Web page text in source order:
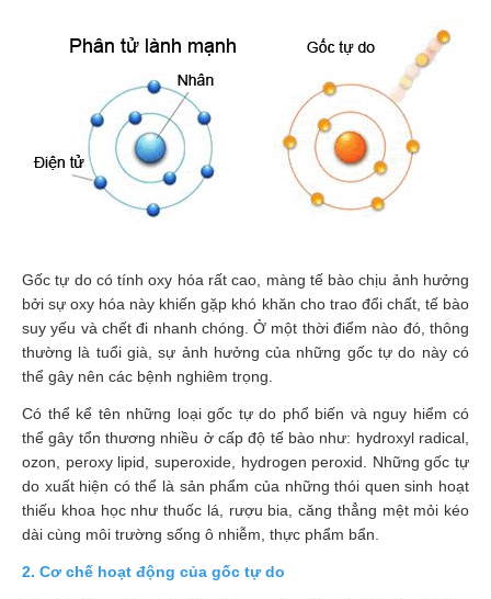
Khoáng
chất
Thuốc
giảm
cân
Thuốc
Não,
Thần
kinh
Tim
mạch
Thận,
Tiêu
hóa
Cơ
Gốc tự do có tính oxy hóa rất cao, màng tế bào chịu ảnh hưởng
bởi sự oxy hóa này khiến gặp khó khăn cho trao đổi chất, tế bào
suy yếu và chết đi nhanh chóng. Ở một thời điểm nào đó, thông
thường là tuổi già, sự ảnh hưởng của những gốc tự do này có
thể gây nên các bệnh nghiêm trọng.
Có thể kể tên những loại gốc tự do phổ biến và nguy hiểm có
thể gây tổn thương nhiều ở cấp độ tế bào như: hydroxyl radical,
ozon, peroxy lipid, superoxide, hydrogen peroxid. Những gốc tự
do xuất hiện có thể là sản phẩm của những thói quen sinh hoạt
thiếu khoa học như thuốc lá, rượu bia, căng thẳng mệt mỏi kéo
dài cùng môi trường sống ô nhiễm, thực phẩm bẩn.
2. Cơ chế hoạt động của gốc tự do